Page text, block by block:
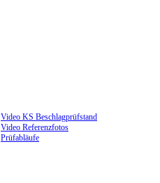
Video KS Beschlagprüfstand
Video Referenzfotos
Prüfabläufe